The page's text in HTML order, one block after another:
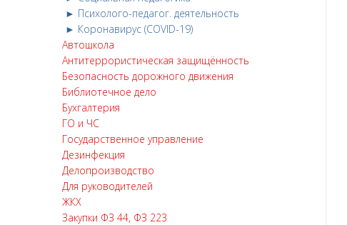
► Психолого-педагог. деятельность
► Коронавирус (COVID-19)
Автошкола
Антитеррористическая защищённость
Безопасность дорожного движения
Библиотечное дело
Бухгалтерия
ГО и ЧС
Государственное управление
Дезинфекция
Делопроизводство
Для руководителей
ЖКХ
Закупки ФЗ 44, ФЗ 223